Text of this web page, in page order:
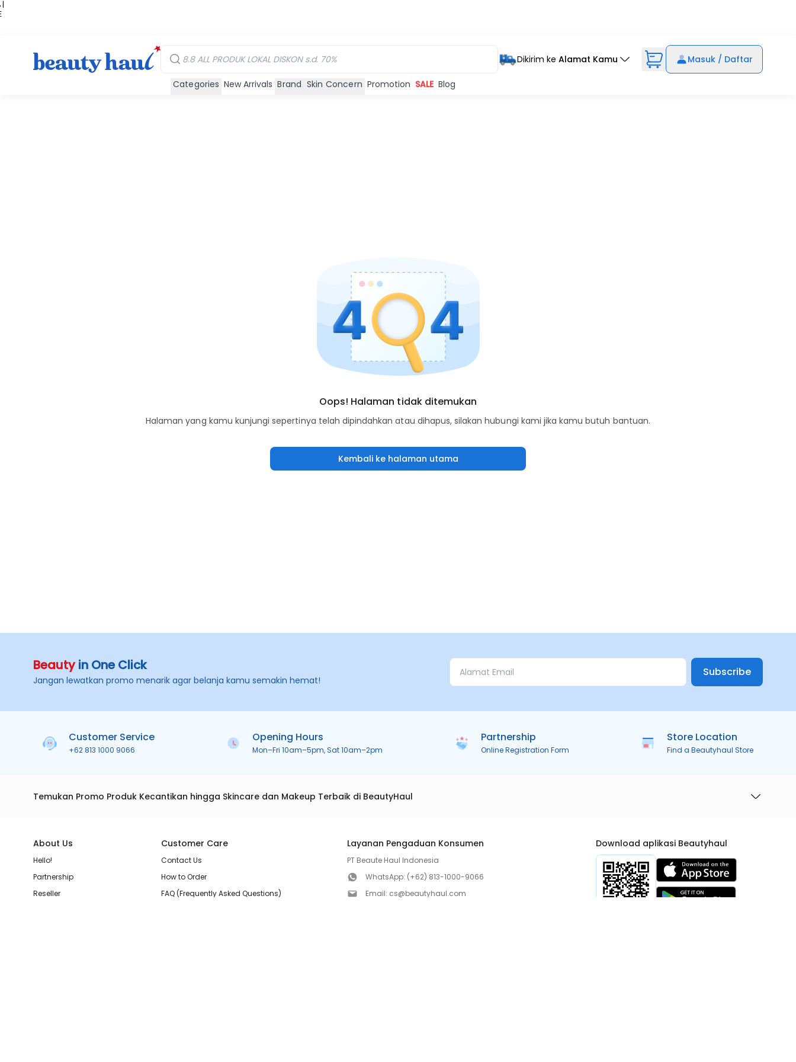
|
Dikirim ke Alamat Kamu Masuk / Daftar
Categories New Arrivals Brand Skin Concern Promotion SALE Blog
Oops! Halaman tidak ditemukan
Halaman yang kamu kunjungi sepertinya telah dipindahkan atau dihapus, silakan hubungi kami jika kamu butuh bantuan.
Kembali ke halaman utama
Beautyin One Click
Jangan lewatkan promo menarik agar belanja kamu semakin hemat!
Subscribe
Customer Service
+62 813 1000 9066
Opening Hours
Mon–Fri 10am–5pm, Sat 10am–2pm
Partnership
Online Registration Form
Store Location
Find a Beautyhaul Store
Temukan Promo Produk Kecantikan hingga Skincare dan Makeup Terbaik di BeautyHaul
About Us
Hello!
Partnership
Reseller
Customer Care
Contact Us
How to Order
FAQ (Frequently Asked Questions)
Layanan Pengaduan Konsumen
PT Beaute Haul Indonesia
WhatsApp: (+62) 813-1000-9066
Email: cs@beautyhaul.com
Download aplikasi Beautyhaul